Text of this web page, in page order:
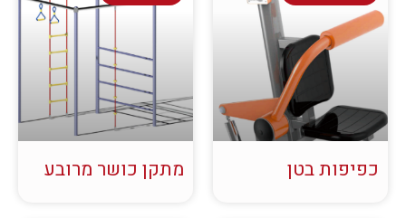
כפיפות בטן מתקן כושר מרובע